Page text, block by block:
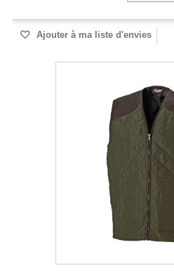
Ajouter à ma liste d'envies